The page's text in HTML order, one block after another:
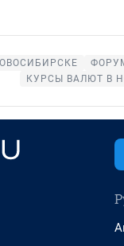
КУРСЫ ВАЛЮТ В